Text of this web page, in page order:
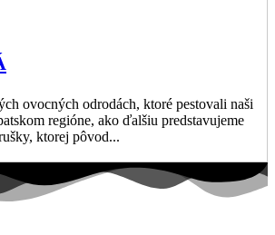
ovocných odrodách, ktoré pestovali naši
regióne, ako ďalšiu predstavujeme
ktorej pôvod...